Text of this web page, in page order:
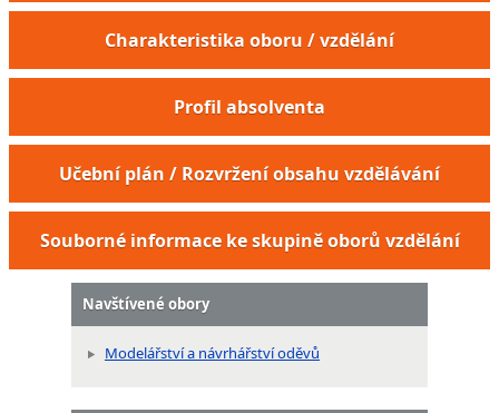
Charakteristika oboru / vzdělání
Profil absolventa
Učební plán / Rozvržení obsahu vzdělávání
Souborné informace ke skupině oborů vzdělání
Navštívené obory
Modelářství a návrhářství oděvů